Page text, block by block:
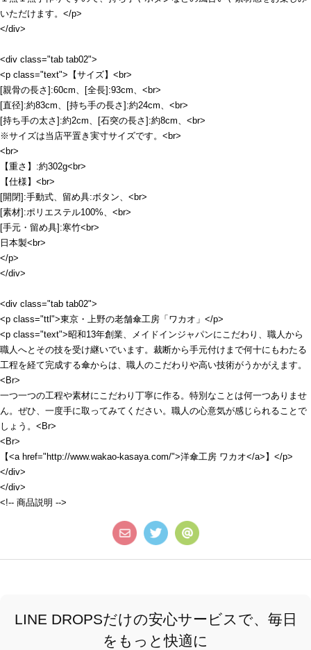
いただけます。</p>
</div>
<div class="tab tab02">
<p class="text">【サイズ】<br>
[親骨の長さ]:60cm、[全長]:93cm、<br>
[直径]:約83cm、[持ち手の長さ]:約24cm、<br>
[持ち手の太さ]:約2cm、[石突の長さ]:約8cm、<br>
※サイズは当店平置き実寸サイズです。<br>
<br>
【重さ】:約302g<br>
【仕様】<br>
[開閉]:手動式、留め具:ボタン、<br>
[素材]:ポリエステル100%、<br>
[手元・留め具]:寒竹<br>
日本製<br>
</p>
</div>
<div class="tab tab02">
<p class="ttl">東京・上野の老舗傘工房「ワカオ」</p>
<p class="text">昭和13年創業、メイドインジャパンにこだわり、職人から
職人へとその技を受け継いでいます。裁断から手元付けまで何十にもわたる
工程を経て完成する傘からは、職人のこだわりや高い技術がうかがえます。
<Br>
一つ一つの工程や素材にこだわり丁寧に作る。特別なことは何一つありませ
ん。ぜひ、一度手に取ってみてください。職人の心意気が感じられることで
しょう。<Br>
<Br>
【<a href="http://www.wakao-kasaya.com/">洋傘工房 ワカオ</a>】</p>
</div>
</div>
<!-- 商品説明 -->
LINE DROPSだけの安心サービスで、毎日
をもっと快適に